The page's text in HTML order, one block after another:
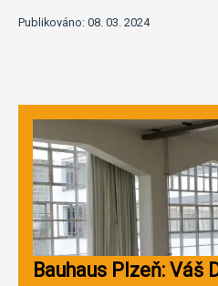
Publikováno: 08. 03. 2024
Bauhaus Plzeň: Váš